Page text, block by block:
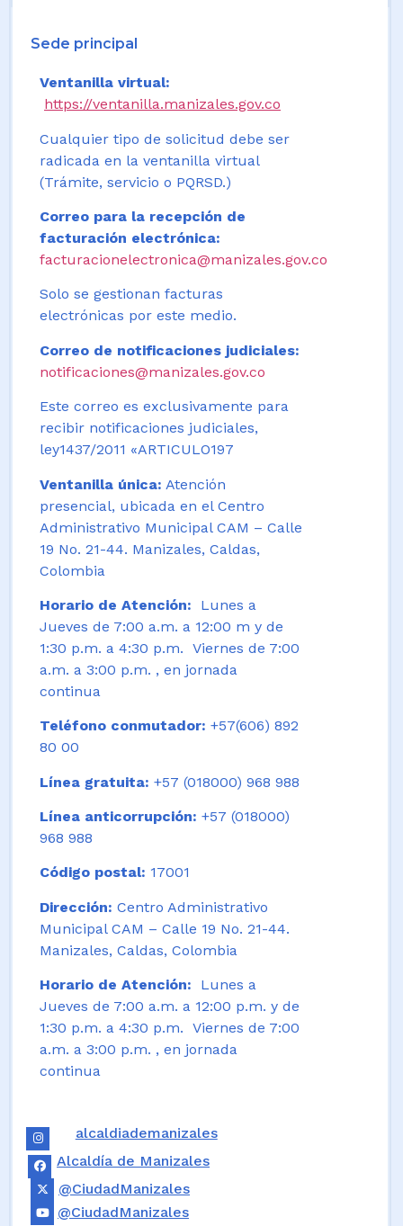
Sede principal
Ventanilla virtual:
https://ventanilla.manizales.gov.co
Cualquier tipo de solicitud debe ser
radicada en la ventanilla virtual
(Trámite, servicio o PQRSD.)
Correo para la recepción de
facturación electrónica:
facturacionelectronica@manizales.gov.co
Solo se gestionan facturas
electrónicas por este medio.
Correo de notificaciones judiciales:
notificaciones@manizales.gov.co
Este correo es exclusivamente para
recibir notificaciones judiciales,
ley1437/2011 «ARTICULO197
Ventanilla única: Atención
presencial, ubicada en el Centro
Administrativo Municipal CAM – Calle
19 No. 21-44. Manizales, Caldas,
Colombia
Horario de Atención:
Lunes a
Jueves de 7:00 a.m. a 12:00 m y de
1:30 p.m. a 4:30 p.m. Viernes de 7:00
a.m. a 3:00 p.m. , en jornada
continua
Teléfono conmutador: +57(606) 892
80 00
Línea gratuita: +57 (018000) 968 988
Línea anticorrupción: +57 (018000)
968 988
Código postal: 17001
Dirección: Centro Administrativo
Municipal CAM – Calle 19 No. 21-44.
Manizales, Caldas, Colombia
Horario de Atención: Lunes a
Jueves de 7:00 a.m. a 12:00 p.m. y de
1:30 p.m. a 4:30 p.m. Viernes de 7:00
a.m. a 3:00 p.m. , en jornada
continua
alcaldiademanizales
Alcaldía de Manizales
@CiudadManizales
@CiudadManizales